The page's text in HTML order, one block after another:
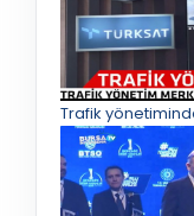
Trafik